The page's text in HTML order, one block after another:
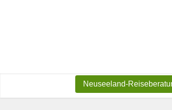
Neuseeland-